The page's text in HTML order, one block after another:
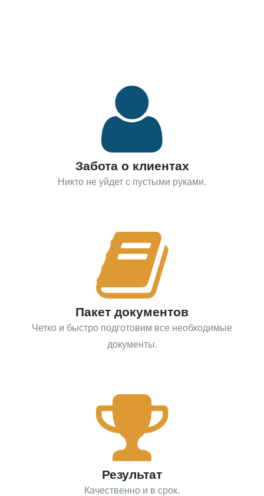
Забота о клиентах
Никто не уйдет с пустыми руками.
Пакет документов
Четко и быстро подготовим все необходимые
документы.
Результат
Качественно и в срок.